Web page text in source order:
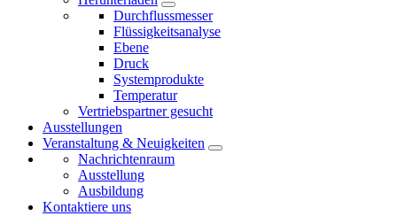
Durchflussmesser
Flüssigkeitsanalyse
Ebene
Druck
Systemprodukte
Temperatur
Vertriebspartner gesucht
Ausstellungen
Veranstaltung & Neuigkeiten
Nachrichtenraum
Ausstellung
Ausbildung
Kontaktiere uns